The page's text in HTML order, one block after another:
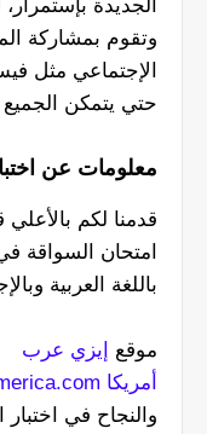
الجديدة
وتقوم بمشاركة
الإجتماعي مثل
حتي يتمكن
معلومات عن
امتحان السواقة
باللغة العربية
موقع
إيزي عرب
أمريكا
والنجاح في اختبار